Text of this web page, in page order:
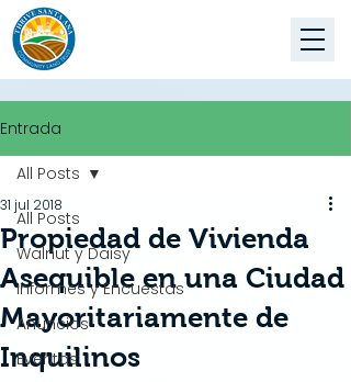
Entrada
All Posts
Walnut y Daisy
Informes y Encuestas
Anuncios
Eventos
All Posts
Propiedad de Vivienda
Asequible en una Ciudad
Mayoritariamente de
Inquilinos
31 jul 2018